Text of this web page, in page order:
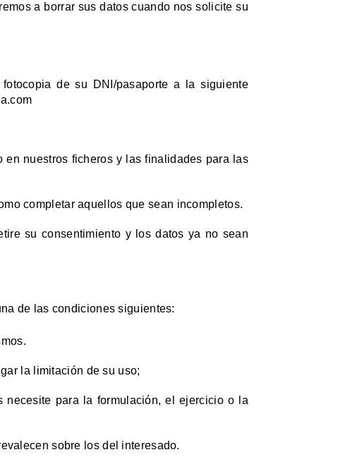
a borrar sus datos cuando nos solicite su
de su DNI/pasaporte a la siguiente
nuestros ficheros y las finalidades para las
completar aquellos que sean incompletos.
su consentimiento y los datos ya no sean
de las condiciones siguientes:
la limitación de su uso;
para la formulación, el ejercicio o la
sobre los del interesado.